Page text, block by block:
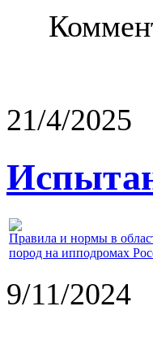
21/4/2025
Правила и нормы в
пород на ипподромах
9/11/2024